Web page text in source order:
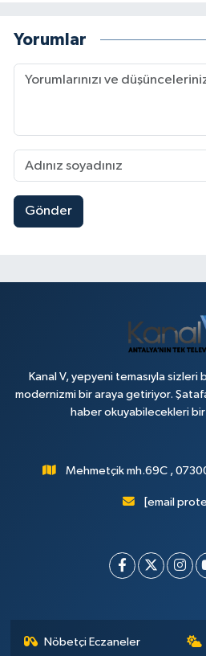
Yorumlar
Gönder
Kanal V, yepyeni temasıyla
modernizmi bir araya getiriyor.
haber okuyabilecekleri bir
Mehmetçik mh.69C ,
[email
Nöbetçi Eczaneler